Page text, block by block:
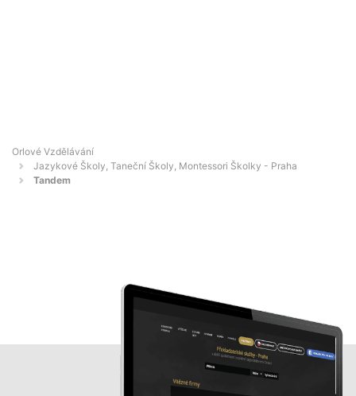
Orlové Vzdělávání
Jazykové Školy, Taneční Školy, Montessori Školky - Praha
Tandem